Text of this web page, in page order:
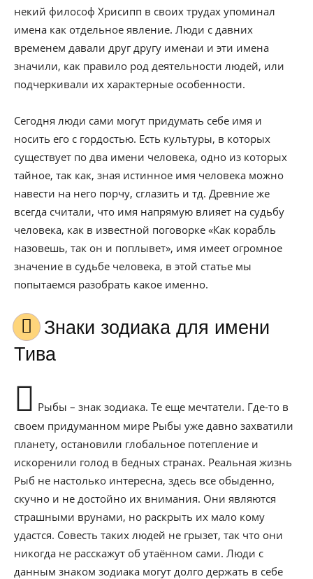
некий философ Хрисипп в своих трудах упоминал
имена как отдельное явление. Люди с давних
временем давали друг другу именаи и эти имена
значили, как правило род деятельности людей, или
подчеркивали их характерные особенности.
Сегодня люди сами могут придумать себе имя и
носить его с гордостью. Есть культуры, в которых
существует по два имени человека, одно из которых
тайное, так как, зная истинное имя человека можно
навести на него порчу, сглазить и тд. Древние же
всегда считали, что имя напрямую влияет на судьбу
человека, как в известной поговорке «Как корабль
назовешь, так он и поплывет», имя имеет огромное
значение в судьбе человека, в этой статье мы
попытаемся разобрать какое именно.
Знаки зодиака для имени
Тива
Рыбы – знак зодиака. Те еще мечтатели. Где-то в
своем придуманном мире Рыбы уже давно захватили
планету, остановили глобальное потепление и
искоренили голод в бедных странах. Реальная жизнь
Рыб не настолько интересна, здесь все обыденно,
скучно и не достойно их внимания. Они являются
страшными врунами, но раскрыть их мало кому
удастся. Совесть таких людей не грызет, так что они
никогда не расскажут об утаённом сами. Люди с
данным знаком зодиака могут долго держать в себе